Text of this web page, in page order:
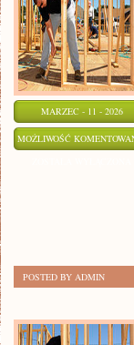
MARZEC - 11 - 2026
MOŻLIWOŚĆ
POSTED BY ADMIN